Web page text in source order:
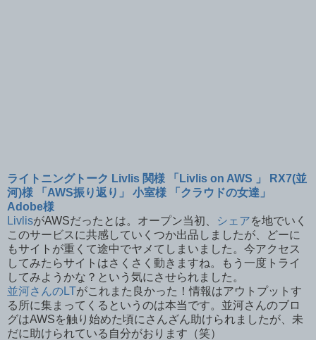
ライトニングトーク Livlis 関様 「Livlis on AWS 」 RX7(並
河)様 「AWS振り返り」 小室様 「クラウドの女達」
Adobe様
LivlisがAWSだったとは。オープン当初、 シェアを地でいく
このサービスに共感していくつか出品しましたが、どーに
もサイトが重くて途中でヤメてしまいました。今アクセス
してみたらサイトはさくさく動きますね。もう一度トライ
してみようかな？という気にさせられました。
並河さんのLTがこれまた良かった！情報はアウトプットす
る所に集まってくるというのは本当です。並河さんのブロ
グはAWSを触り始めた頃にさんざん助けられましたが、未
だに助けられている自分がおります（笑）